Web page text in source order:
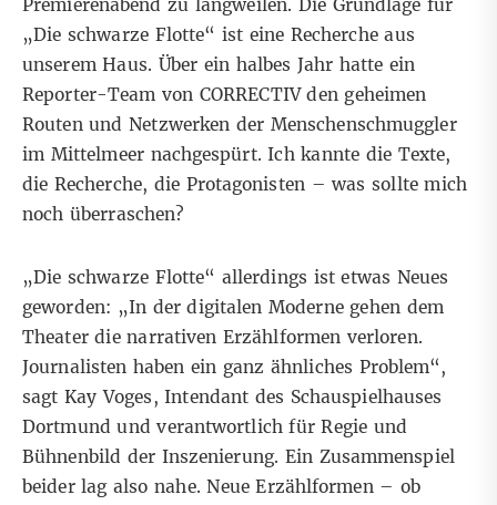
Premierenabend zu langweilen. Die Grundlage für
„Die schwarze Flotte“ ist eine Recherche aus
unserem Haus. Über ein halbes Jahr hatte ein
Reporter-Team von CORRECTIV den geheimen
Routen und Netzwerken der Menschenschmuggler
im Mittelmeer nachgespürt. Ich kannte die Texte,
die Recherche, die Protagonisten – was sollte mich
noch überraschen?
„Die schwarze Flotte“ allerdings ist etwas Neues
geworden: „In der digitalen Moderne gehen dem
Theater die narrativen Erzählformen verloren.
Journalisten haben ein ganz ähnliches Problem“,
sagt Kay Voges, Intendant des Schauspielhauses
Dortmund und verantwortlich für Regie und
Bühnenbild der Inszenierung. Ein Zusammenspiel
beider lag also nahe. Neue Erzählformen – ob